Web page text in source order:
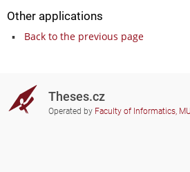
Other applications
Back to the previous page
Theses.cz
Operated by Faculty of Informatics, MU